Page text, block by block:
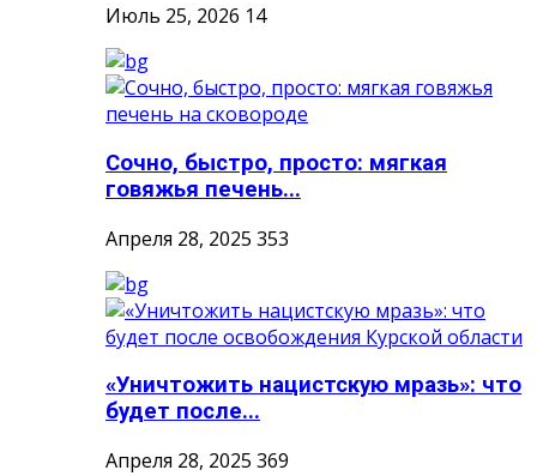
Июль 25, 2026 14
Сочно, быстро, просто: мягкая
говяжья печень...
Апреля 28, 2025 353
«Уничтожить нацистскую мразь»: что
будет после...
Апреля 28, 2025 369